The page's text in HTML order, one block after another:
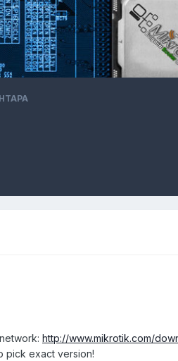
http://www.mikrotik.com/
pick exact version!